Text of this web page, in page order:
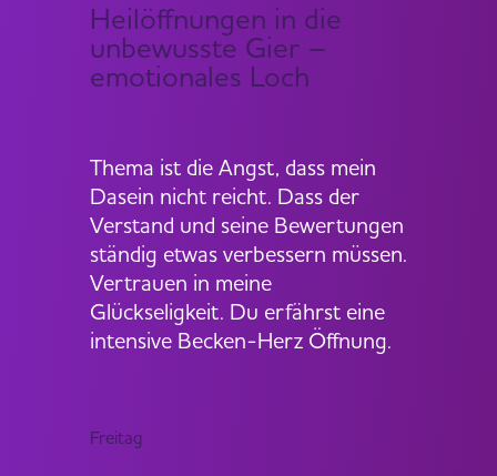
Heilöffnungen in die
unbewusste Gier –
emotionales Loch
Thema ist die Angst, dass mein
Dasein nicht reicht. Dass der
Verstand und seine Bewertungen
ständig etwas verbessern müssen.
Vertrauen in meine
Glückseligkeit. Du erfährst eine
intensive Becken-Herz Öffnung.
Freitag